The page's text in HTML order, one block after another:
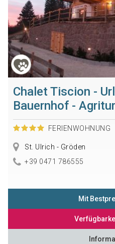
Chalet Tiscion -
Bauernhof -
FERIENWOHNUNG
St. Ulrich - Gröden
+39 0471 786555
Mit